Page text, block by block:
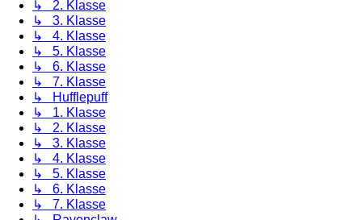
↳ 2. Klasse
↳ 3. Klasse
↳ 4. Klasse
↳ 5. Klasse
↳ 6. Klasse
↳ 7. Klasse
↳ Hufflepuff
↳ 1. Klasse
↳ 2. Klasse
↳ 3. Klasse
↳ 4. Klasse
↳ 5. Klasse
↳ 6. Klasse
↳ 7. Klasse